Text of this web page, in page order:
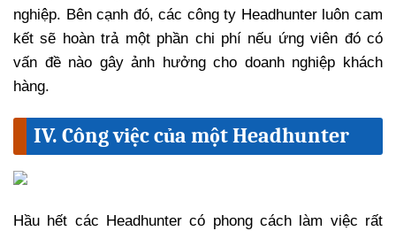
nghiệp. Bên cạnh đó, các công ty Headhunter luôn cam
kết sẽ hoàn trả một phần chi phí nếu ứng viên đó có
vấn đề nào gây ảnh hưởng cho doanh nghiệp khách
hàng.
IV. Công việc của một Headhunter
Hầu hết các Headhunter có phong cách làm việc rất